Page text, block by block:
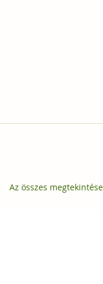
Az összes megtekintése